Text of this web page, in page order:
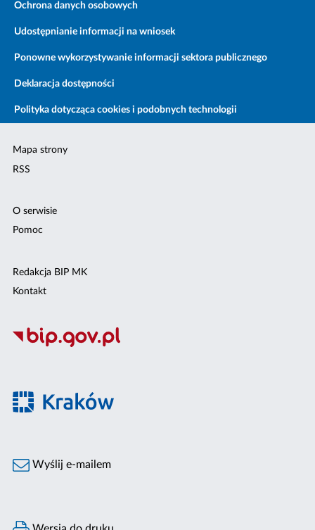
Ochrona danych osobowych
Udostępnianie informacji na wniosek
Ponowne wykorzystywanie informacji sektora publicznego
Deklaracja dostępności
Polityka dotycząca cookies i podobnych technologii
Mapa strony
RSS
O serwisie
Pomoc
Redakcja BIP MK
Kontakt
Wyślij e-mailem